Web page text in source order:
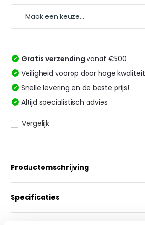
Gratis verzendingvanaf €500
Veiligheid voorop door hoge kwaliteit
Snelle levering en de beste prijs!
Altijd specialistisch advies
Vergelijk
Productomschrijving
Specificaties